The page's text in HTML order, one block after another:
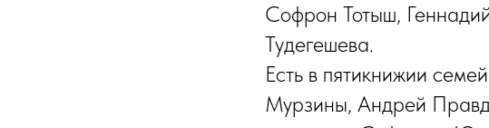
Софрон Тотыш,
Тудегешева.
Есть в пятикнижии
Мурзины, Андрей